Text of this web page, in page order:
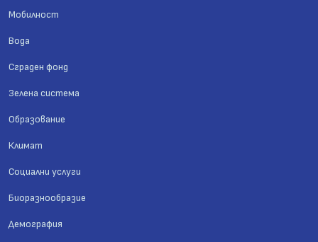
Мобилност
Вода
Сграден фонд
Зелена система
Образование
Климат
Социални услуги
Биоразнообразие
Демография